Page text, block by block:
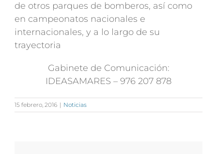
de otros parques de bomberos, así como
en campeonatos nacionales e
internacionales, y a lo largo de su
trayectoria
Gabinete de Comunicación:
IDEASAMARES – 976 207 878
15 febrero, 2016 | Noticias